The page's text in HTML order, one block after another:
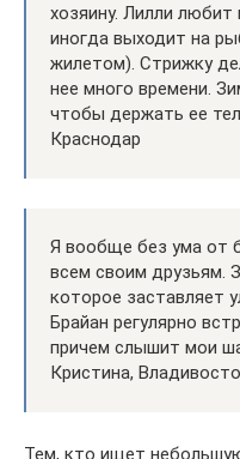
хозяину. Лилли
иногда выходит на
жилетом). Стрижку
нее много времени.
чтобы держать ее
Краснодар
Я вообще без ума от
всем своим друзьям.
которое заставляет
Брайан регулярно
причем слышит мои
Кристина,
Тем, кто ищет